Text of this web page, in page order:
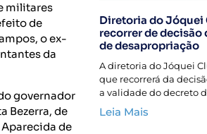
militares
de
o ex-
da
governador
Bezerra, de
de
Diretoria do Jóquei
recorrer de decisão
de desapropriação
A diretoria do Jóquei
que recorrerá da
a validade do decreto
Leia Mais